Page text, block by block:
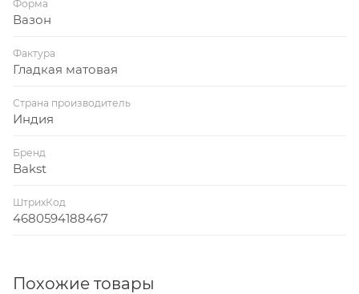
Форма
Вазон
Фактура
Гладкая матовая
Страна производитель
Индия
Бренд
Bakst
ШтрихКод
4680594188467
Похожие товары